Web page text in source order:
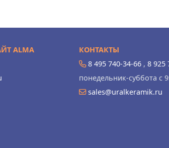
ALMA
КОНТАКТЫ
8 495 740-34-66 , 8 925
понедельник-суббота с
sales@uralkeramik.ru